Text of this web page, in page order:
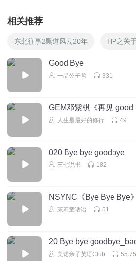
相关推荐
东北往事2黑道风云20年 HP之关
Good Bye
一品公子哲 331
GEM邓紫棋《再见 good
人生是最好的修行 49
020 Bye bye goodbye
三七说书 182
NSYNC《Bye Bye Bye》
茉莉童话语 81
20 Bye bye
美诺亲子英语Club